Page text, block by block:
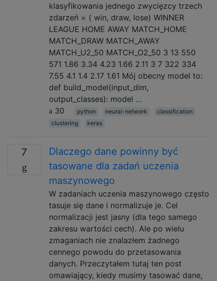
klasyfikowania jednego zwycięzcy trzech
zdarzeń = ( win, draw, lose) WINNER
LEAGUE HOME AWAY MATCH_HOME
MATCH_DRAW MATCH_AWAY
MATCH_U2_50 MATCH_O2_50 3 13 550
571 1.86 3.34 4.23 1.66 2.11 3 7 322 334
7.55 4.1 1.4 2.17 1.61 Mój obecny model to:
def build_model(input_dim,
output_classes): model …
30
python neural-network
classification
clustering
keras
7
Dlaczego dane powinny być
tasowane dla zadań uczenia
maszynowego
W zadaniach uczenia maszynowego często
tasuje się dane i normalizuje je. Cel
normalizacji jest jasny (dla tego samego
zakresu wartości cech). Ale po wielu
zmaganiach nie znalazłem żadnego
cennego powodu do przetasowania
danych. Przeczytałem tutaj ten post
omawiający, kiedy musimy tasować dane,